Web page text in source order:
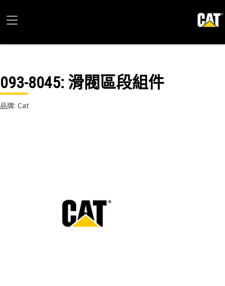
093-8045: 滑閥區段組件
品牌: Cat